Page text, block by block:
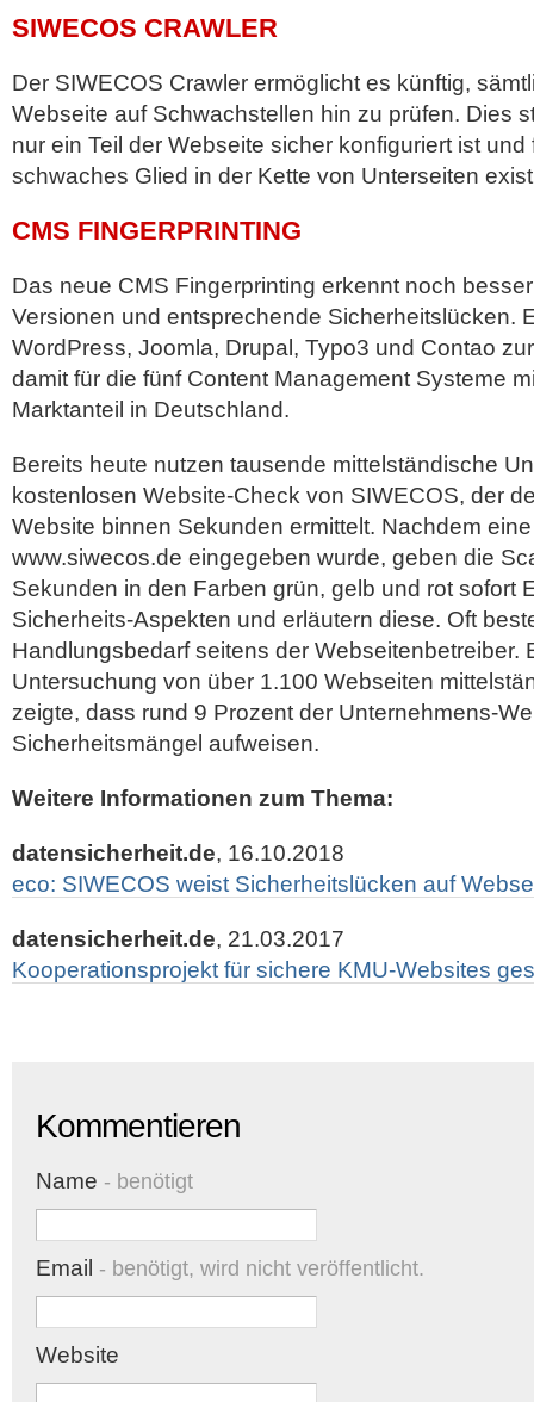
SIWECOS CRAWLER
Der SIWECOS Crawler ermöglicht es künftig,
Webseite auf Schwachstellen hin zu prüfen. Dies
nur ein Teil der Webseite sicher konfiguriert ist
schwaches Glied in der Kette von Unterseiten
CMS FINGERPRINTING
Das neue CMS Fingerprinting erkennt noch
Versionen und entsprechende Sicherheitslücken.
WordPress, Joomla, Drupal, Typo3 und Contao
damit für die fünf Content Management Systeme
Marktanteil in Deutschland.
Bereits heute nutzen tausende mittelständische
kostenlosen Website-Check von SIWECOS, der
Website binnen Sekunden ermittelt. Nachdem
www.siwecos.de eingegeben wurde, geben die
Sekunden in den Farben grün, gelb und rot sofort
Sicherheits-Aspekten und erläutern diese. Oft
Handlungsbedarf seitens der Webseitenbetreiber.
Untersuchung von über 1.100 Webseiten
zeigte, dass rund 9 Prozent der Unternehmens-
Sicherheitsmängel aufweisen.
Weitere Informationen zum Thema:
datensicherheit.de, 16.10.2018
eco: SIWECOS weist Sicherheitslücken auf
datensicherheit.de, 21.03.2017
Kooperationsprojekt für sichere KMU-Websites
Kommentieren
Name - benötigt
Email - benötigt, wird nicht veröffentlicht.
Website